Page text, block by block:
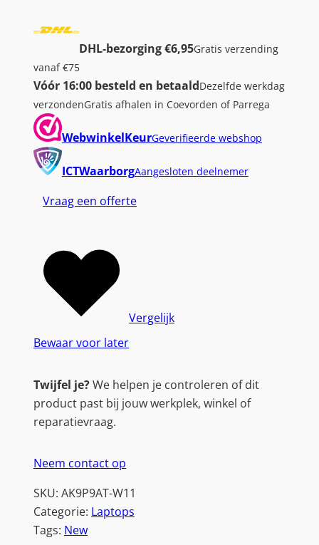
DHL-bezorging €6,95Gratis verzending
vanaf €75
Vóór 16:00 besteld en betaaldDezelfde werkdag
verzondenGratis afhalen in Coevorden of Parrega
WebwinkelKeurGeverifieerde webshop
ICTWaarborgAangesloten deelnemer
Vraag een offerte
Bewaar voor later
Vergelijk
Twijfel je?We helpen je controleren of dit
product past bij jouw werkplek, winkel of
reparatievraag.
Neem contact op
SKU: AK9P9AT-W11
Categorie: Laptops
Tags: New